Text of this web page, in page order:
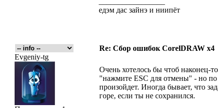
едэм дас зайнэ и ниипёт
Re: Сбор ошибок CorelDRAW x4
Evgeniy-tg
Очень хотелось бы чтоб наконец-
"нажмите ESC для отмены" - но по
произойдет. Иногда бывает, что
горе, если ты не сохранился.